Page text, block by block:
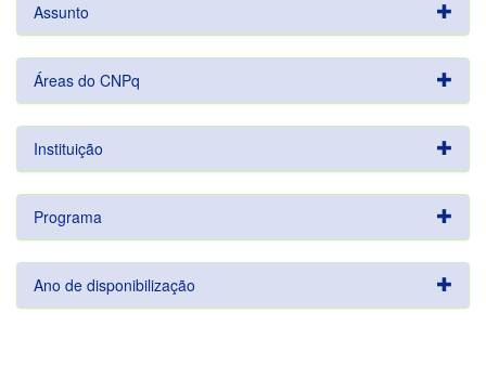
Assunto
Áreas do CNPq
Instituição
Programa
Ano de disponibilização